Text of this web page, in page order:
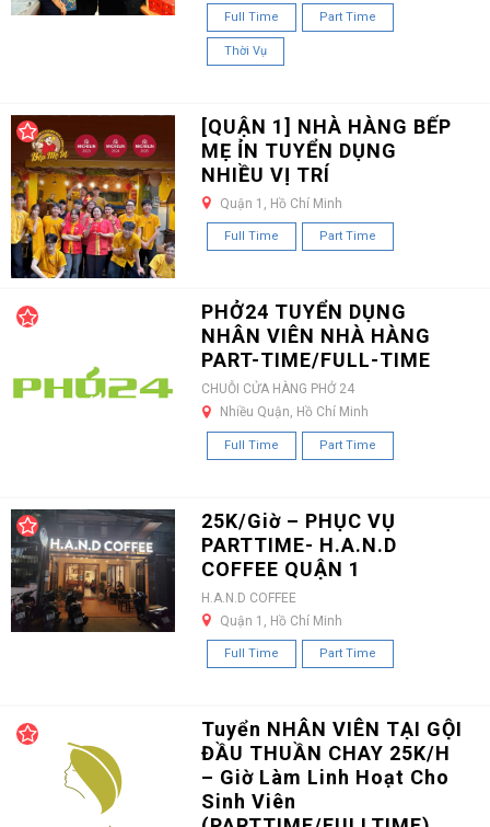
Full Time Part Time
Thời Vụ
[QUẬN 1] NHÀ HÀNG BẾP
MẸ ỈN TUYỂN DỤNG
NHIỀU VỊ TRÍ
Quận 1, Hồ Chí Minh
Full Time Part Time
PHỞ24 TUYỂN DỤNG
NHÂN VIÊN NHÀ HÀNG
PART-TIME/FULL-TIME
CHUỖI CỬA HÀNG PHỞ 24
Nhiều Quận, Hồ Chí Minh
Full Time Part Time
25K/Giờ – PHỤC VỤ
PARTTIME- H.A.N.D
COFFEE QUẬN 1
H.A.N.D COFFEE
Quận 1, Hồ Chí Minh
Full Time Part Time
Tuyển NHÂN VIÊN TẠI GỘI
ĐẦU THUẦN CHAY 25K/H
– Giờ Làm Linh Hoạt Cho
Sinh Viên